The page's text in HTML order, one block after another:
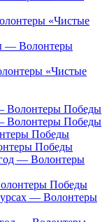
«Чистые
— Волонтеры
«Чистые
Волонтеры Победы
Волонтеры Победы
Победы
Победы
— Волонтеры
Победы
— Волонтеры